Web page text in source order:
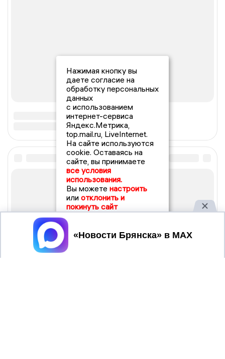
Нажимая кнопку вы
даете согласие на
обработку персональных
данных
с использованием
интернет-сервиса
Яндекс.Метрика,
top.mail.ru, LiveInternet.
На сайте используются
cookie. Оставаясь на
сайте, вы принимаете
все условия
использования.
Вы можете настроить
или отклонить и
покинуть сайт
Принять